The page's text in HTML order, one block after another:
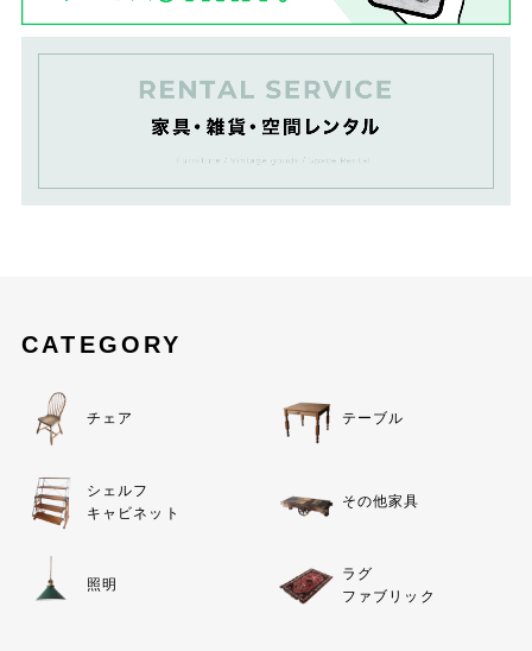
CATEGORY
チェア テーブル
シェルフ
キャビネット
その他家具
照明
ラグ
ファブリック